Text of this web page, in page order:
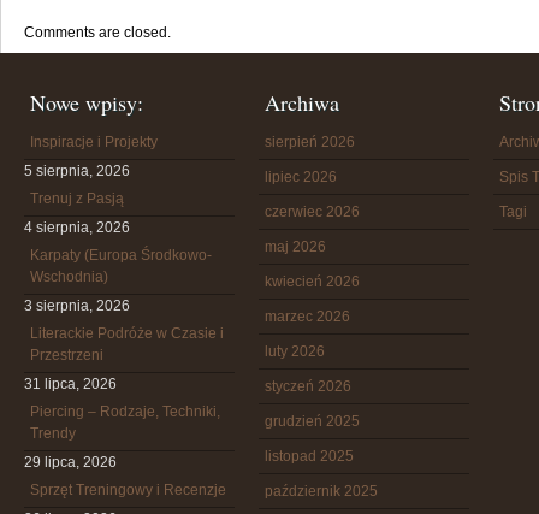
Comments are closed.
Nowe wpisy:
Inspiracje i Projekty
5 sierpnia, 2026
Trenuj z Pasją
4 sierpnia, 2026
Karpaty (Europa Środkowo-
Wschodnia)
3 sierpnia, 2026
Literackie Podróże w Czasie i
Przestrzeni
31 lipca, 2026
Piercing – Rodzaje, Techniki,
Trendy
29 lipca, 2026
Sprzęt Treningowy i Recenzje
Archiwa
sierpień 2026
lipiec 2026
czerwiec 2026
maj 2026
kwiecień 2026
marzec 2026
luty 2026
styczeń 2026
grudzień 2025
listopad 2025
październik 2025
Spis
Tagi